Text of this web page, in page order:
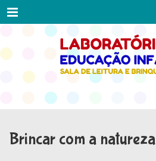
Menu
Brincar com a natureza